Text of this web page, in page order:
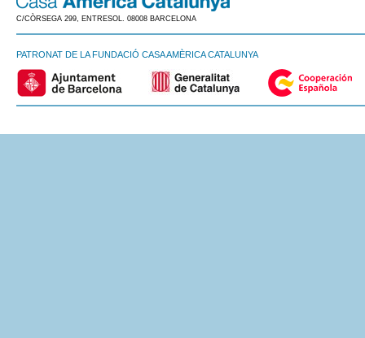
C/CÒRSEGA 299, ENTRESOL. 08008 BARCELONA
PATRONAT DE LA FUNDACIÓ CASA AMÈRICA CATALUNYA